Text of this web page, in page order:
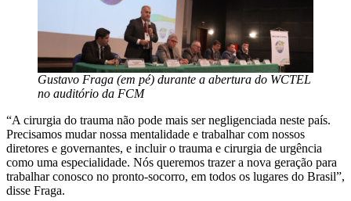
Gustavo Fraga (em pé) durante a abertura do WCTEL
no auditório da FCM
“A cirurgia do trauma não pode mais ser negligenciada neste país.
Precisamos mudar nossa mentalidade e trabalhar com nossos
diretores e governantes, e incluir o trauma e cirurgia de urgência
como uma especialidade. Nós queremos trazer a nova geração para
trabalhar conosco no pronto-socorro, em todos os lugares do Brasil”,
disse Fraga.